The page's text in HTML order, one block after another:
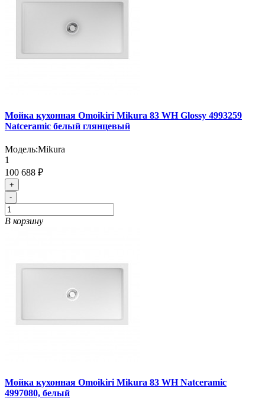
Мойка кухонная Omoikiri Mikura 83 WH Glossy 4993259
Natceramic белый глянцевый
Модель:Mikura
1
100 688 ₽
+
-
В корзину
Мойка кухонная Omoikiri Mikura 83 WH Natceramic
4997080, белый